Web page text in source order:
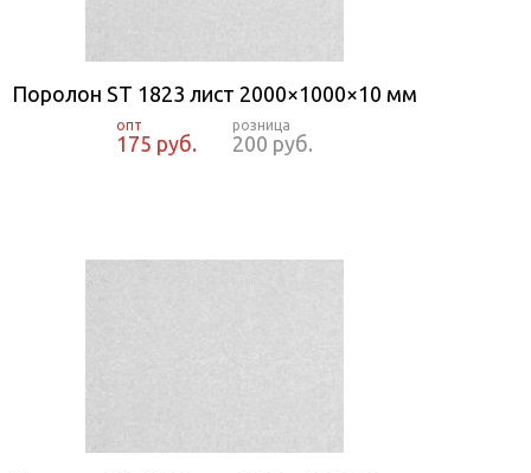
Поролон ST 1823 лист 2000×1000×10 мм
175 руб. 200 руб.